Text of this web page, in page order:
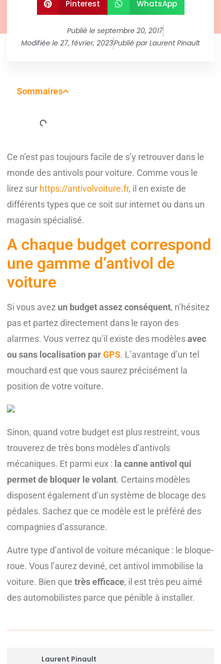
Pinterest WhatsApp
Publié le septembre 20, 2017
Modifiée le 27, février, 2023Publié parLaurent Pinault
Sommaires
Ce n’est pas toujours facile de s’y retrouver dans le
monde des antivols pour voiture. Comme vous le
lirez sur https://antivolvoiture.fr, il en existe de
différents types que ce soit sur internet ou dans un
magasin spécialisé.
A chaque budget correspond
une gamme d’antivol de
voiture
Si vous avez un budget assez conséquent, n’hésitez
pas et partez directement dans le rayon des
alarmes. Vous verrez qu’il existe des modèlesavec
ou sans localisation parGPS. L’avantage d’un tel
mouchard est que vous saurez précisément la
position de votre voiture.
Sinon, quand votre budget est plus restreint, vous
trouverez de très bons modèles d’antivols
mécaniques. Et parmi eux : la canne antivol qui
permet de bloquer le volant. Certains modèles
disposent également d’un système de blocage des
pédales. Sachez que ce modèle est le préféré des
compagnies d’assurance.
Autre type d’antivol de voiture mécanique : le bloque-
roue. Vous l’aurez deviné, cet antivol immobilise la
voiture. Bien que très efficace, il est très peu aimé
des automobilistes parce que pénible à installer.
Laurent Pinault